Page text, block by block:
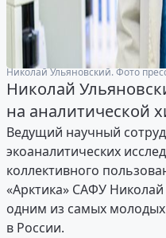
Николай Ульяновский. Фото
Николай
на аналитической
Ведущий научный
экоаналитических
коллективного
«Арктика» САФУ Николай
одним из самых
в России.